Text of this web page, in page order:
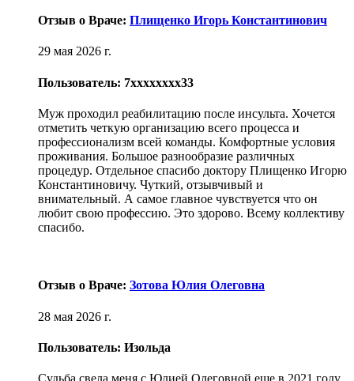
Отзыв о Враче: Плищенко Игорь Константинович
29 мая 2026 г.
Пользователь: 7xxxxxxxx33
Муж проходил реабилитацию после инсульта. Хочется
отметить четкую организацию всего процесса и
профессионализм всей команды. Комфортные условия
проживания. Большое разнообразие различных
процедур. Отдельное спасибо доктору Плищенко Игорю
Константиновичу. Чуткий, отзывчивый и
внимательный. А самое главное чувствуется что он
любит свою профессию. Это здорово. Всему коллективу
спасибо.
Отзыв о Враче: Зотова Юлия Олеговна
28 мая 2026 г.
Пользователь: Изольда
Судьба свела меня с Юлией Олеговной еще в 2021 году